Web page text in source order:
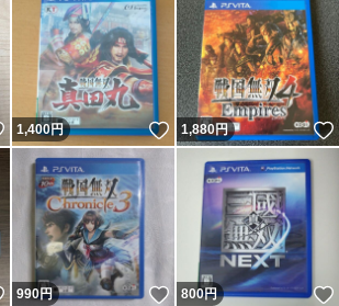
いいね！
1,400円 いいね！
1,880円
いいね！
990円 いいね！
800円